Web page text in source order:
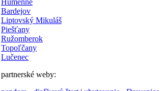
Humenné
Bardejov
Liptovský Mikuláš
Piešťany
Ružomberok
Topoľčany
Lučenec
partnerské weby: